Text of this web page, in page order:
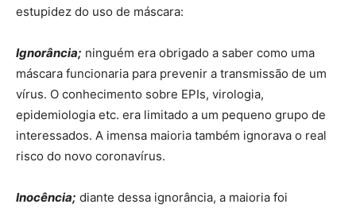
estupidez do uso de máscara:
Ignorância; ninguém era obrigado a saber como uma
máscara funcionaria para prevenir a transmissão de um
vírus. O conhecimento sobre EPIs, virologia,
epidemiologia etc. era limitado a um pequeno grupo de
interessados. A imensa maioria também ignorava o real
risco do novo coronavírus.
Inocência; diante dessa ignorância, a maioria foi